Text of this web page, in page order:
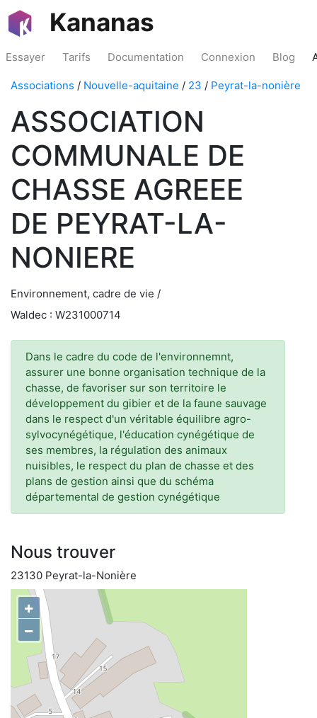
Kananas
Essayer Tarifs Documentation Connexion Blog
Associations / Nouvelle-aquitaine / 23 / Peyrat-la-nonière
ASSOCIATION
COMMUNALE DE
CHASSE AGREEE
DE PEYRAT-LA-
NONIERE
Environnement, cadre de vie /
Waldec : W231000714
Dans le cadre du code de l'environnemnt,
assurer une bonne organisation technique de la
chasse, de favoriser sur son territoire le
développement du gibier et de la faune sauvage
dans le respect d'un véritable équilibre agro-
sylvocynégétique, l'éducation cynégétique de
ses membres, la régulation des animaux
nuisibles, le respect du plan de chasse et des
plans de gestion ainsi que du schéma
départemental de gestion cynégétique
Nous trouver
23130 Peyrat-la-Nonière
+
−